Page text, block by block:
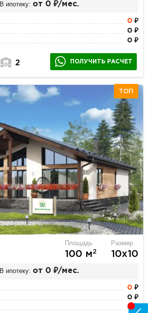
В ипотеку: от 0 ₽/мес.
0 ₽
0 ₽
0 ₽
2 ПОЛУЧИТЬ РАСЧЕТ
ТОП
Площадь
100 м2
Размер
10х10
В ипотеку: от 0 ₽/мес.
0 ₽
0 ₽
0 ₽